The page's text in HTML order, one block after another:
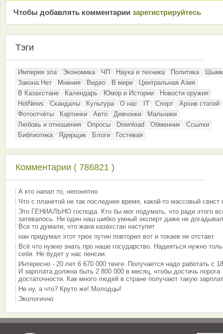
Чтобы добавлять комментарии зарeгиcтрирyйтeсь
Тэги
Империя зла Экономика ЧП Наука и техника Политика
Закона.Нет
Мнения Видео В мире
Центральная Азия
В Казахстане
Календарь Юмор и Истории
Новости оружия
HotNews
Скандалы Культура О нас IT Спорт
Архив статей
Фотоотчёты
Картинки Авто Девчонки
Мальчики
Любовь и отношения
Опросы Download Обменник
Ссылки
Библиотека
Ядерщик Блоги Гостевая
Комментарии ( 786821 )
А кто напал то, непонятно
Что с планетой не так последнее время, какой-то массовый свист
Это ГЕНИАЛЬНО господа. Кто бы мог подумать, что ради этого
затевалось. Ни один наш шибко умный эксперт даже не
Все то думали, что жана казахстан наступит
нан придумал этот трюк путин повторил вот и токаев не отстает
Всё что нужно знать про наше государство. Надеяться нужно
себя. Не будет у нас пенсии.
Интересно - 20 лет 6 670 000 тенге. Получается надо работать с
И зарплата должна быть 2 800 000 в месяц, чтобы достичь порога
достаточности. Как много людей в стране получают такую
Не ну, а что? Круто же! Молодцы!
Экологично